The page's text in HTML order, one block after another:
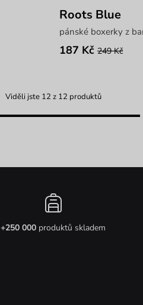
Roots Blue
pánské boxerky z
187 Kč 249 Kč
Viděli jste 12 z 12 produktů
+250 000 produktů skladem